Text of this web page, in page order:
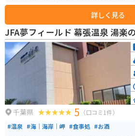
見ながら過ごすと時間を忘れます。公園内には
ピング施設、ちょっとしたカフェもあり美味し
詳しく見る
JFA夢フィールド 幕張温泉 湯楽
千葉県 5 （口コミ1件）
#温泉 #海｜海岸｜岬 #食事処 #お酒